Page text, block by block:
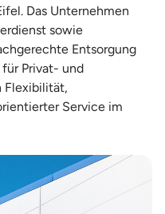
Das Unternehmen
sowie
Entsorgung
Privat- und
Flexibilität,
Service im